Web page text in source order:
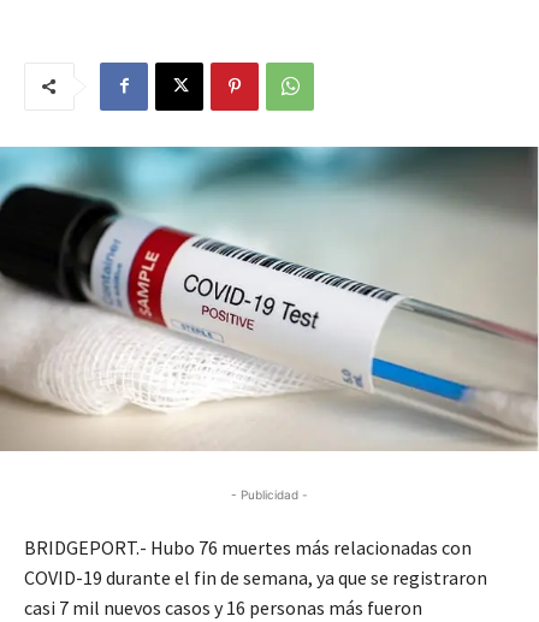
- Publicidad -
BRIDGEPORT.- Hubo 76 muertes más relacionadas con
COVID-19 durante el fin de semana, ya que se registraron
casi 7 mil nuevos casos y 16 personas más fueron